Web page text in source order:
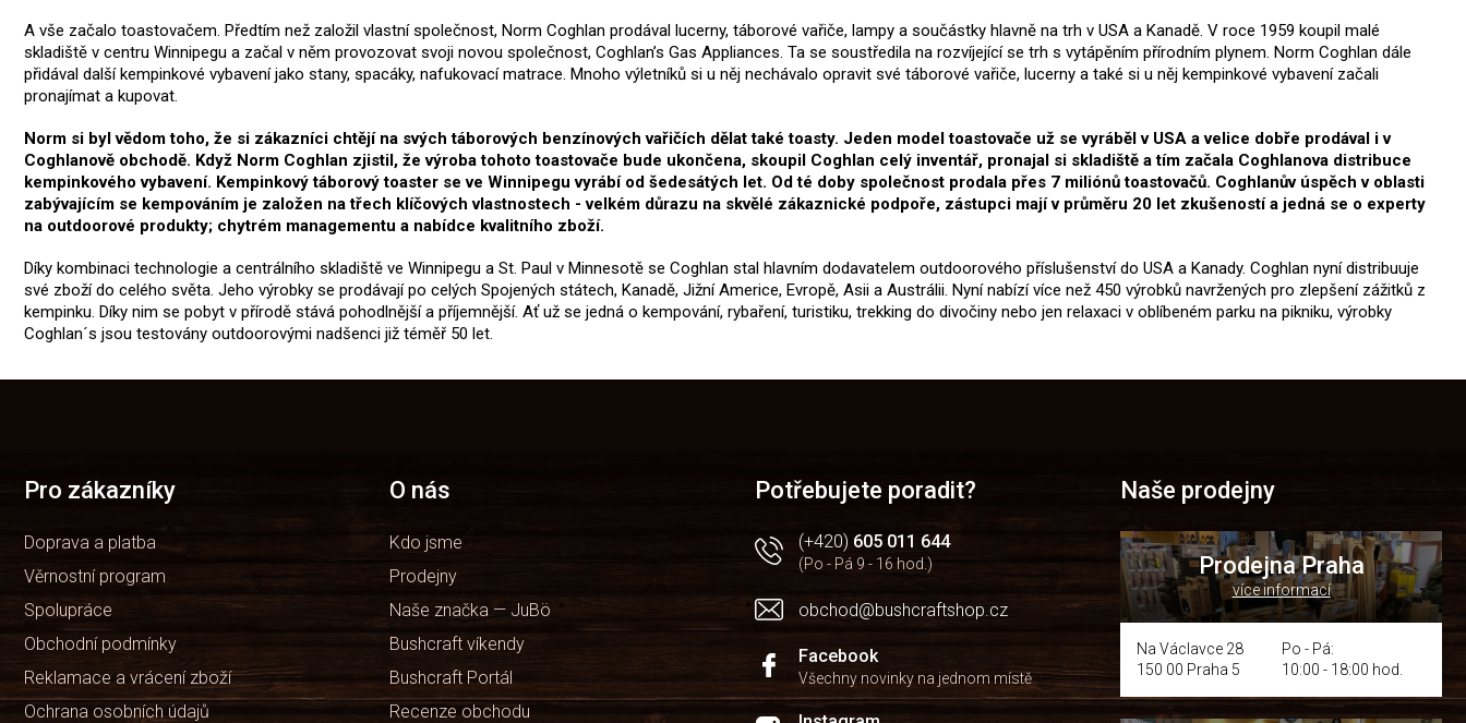
A vše začalo toastovačem. Předtím než založil vlastní společnost, Norm Coghlan prodával lucerny, táborové vařiče, lampy a součástky hlavně na trh v USA a Kanadě. V roce 1959 koupil malé
skladiště v centru Winnipegu a začal v něm provozovat svoji novou společnost, Coghlan’s Gas Appliances. Ta se soustředila na rozvíjející se trh s vytápěním přírodním plynem. Norm Coghlan dále
přidával další kempinkové vybavení jako stany, spacáky, nafukovací matrace. Mnoho výletníků si u něj nechávalo opravit své táborové vařiče, lucerny a také si u něj kempinkové vybavení začali
pronajímat a kupovat.
Norm si byl vědom toho, že si zákazníci chtějí na svých táborových benzínových vařičích dělat také toasty. Jeden model toastovače už se vyráběl v USA a velice dobře prodával i v
Coghlanově obchodě. Když Norm Coghlan zjistil, že výroba tohoto toastovače bude ukončena, skoupil Coghlan celý inventář, pronajal si skladiště a tím začala Coghlanova distribuce
kempinkového vybavení. Kempinkový táborový toaster se ve Winnipegu vyrábí od šedesátých let. Od té doby společnost prodala přes 7 miliónů toastovačů. Coghlanův úspěch v oblasti
zabývajícím se kempováním je založen na třech klíčových vlastnostech - velkém důrazu na skvělé zákaznické podpoře, zástupci mají v průměru 20 let zkušeností a jedná se o experty
na outdoorové produkty; chytrém managementu a nabídce kvalitního zboží.
Díky kombinaci technologie a centrálního skladiště ve Winnipegu a St. Paul v Minnesotě se Coghlan stal hlavním dodavatelem outdoorového příslušenství do USA a Kanady. Coghlan nyní distribuuje
své zboží do celého světa. Jeho výrobky se prodávají po celých Spojených státech, Kanadě, Jižní Americe, Evropě, Asii a Austrálii. Nyní nabízí více než 450 výrobků navržených pro zlepšení zážitků z
kempinku. Díky nim se pobyt v přírodě stává pohodlnější a příjemnější. Ať už se jedná o kempování, rybaření, turistiku, trekking do divočiny nebo jen relaxaci v oblíbeném parku na pikniku, výrobky
Coghlan´s jsou testovány outdoorovými nadšenci již téměř 50 let.
Pro zákazníky
Doprava a platba
Věrnostní program
Spolupráce
Obchodní podmínky
Reklamace a vrácení zboží
Ochrana osobních údajů
O nás
Kdo jsme
Prodejny
Naše značka — JuBö
Bushcraft víkendy
Bushcraft Portál
Recenze obchodu
Potřebujete poradit?
(+420) 605 011 644
(Po - Pá 9 - 16 hod.)
obchod@bushcraftshop.cz
Facebook
Všechny novinky na jednom místě
Naše prodejny
Prodejna Praha
více informací
Na Václavce 28
150 00 Praha 5
Po - Pá:
10:00 - 18:00 hod.